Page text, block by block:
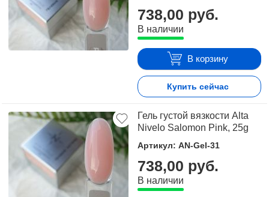
738,00 руб.
В наличии
В корзину
Купить сейчас
Гель густой вязкости Alta
Nivelo Salomon Pink, 25g
Артикул: AN-Gel-31
738,00 руб.
В наличии